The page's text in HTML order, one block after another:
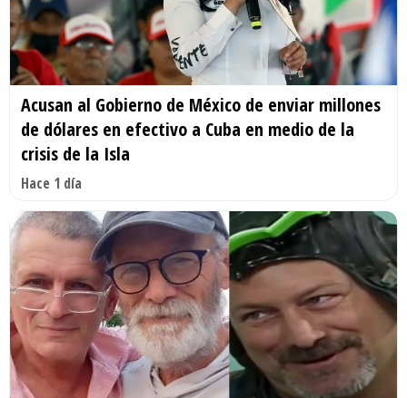
Acusan al Gobierno de México de enviar millones
de dólares en efectivo a Cuba en medio de la
crisis de la Isla
Hace 1 día